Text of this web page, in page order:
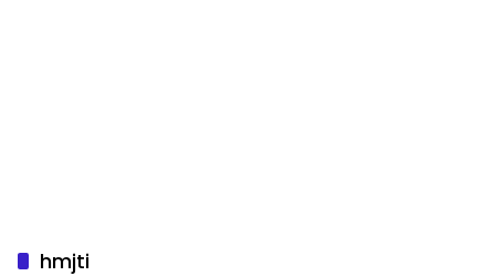
hmjti